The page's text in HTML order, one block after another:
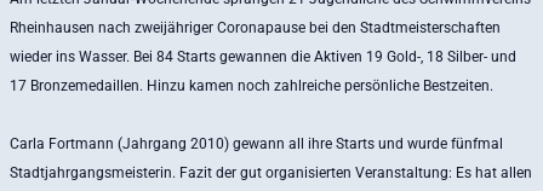
Rheinhausen nach zweijähriger Coronapause bei den Stadtmeisterschaften
wieder ins Wasser. Bei 84 Starts gewannen die Aktiven 19 Gold-, 18 Silber- und
17 Bronzemedaillen. Hinzu kamen noch zahlreiche persönliche Bestzeiten.
Carla Fortmann (Jahrgang 2010) gewann all ihre Starts und wurde fünfmal
Stadtjahrgangsmeisterin. Fazit der gut organisierten Veranstaltung: Es hat allen